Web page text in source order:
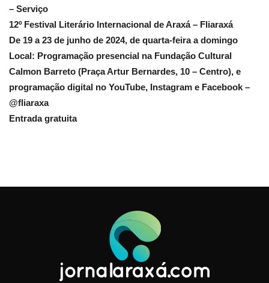
– Serviço
12º Festival Literário Internacional de Araxá – Fliaraxá
De 19 a 23 de junho de 2024, de quarta-feira a domingo
Local: Programação presencial na Fundação Cultural
Calmon Barreto (Praça Artur Bernardes, 10 – Centro), e
programação digital no YouTube, Instagram e Facebook –
@‌fliaraxa
Entrada gratuita